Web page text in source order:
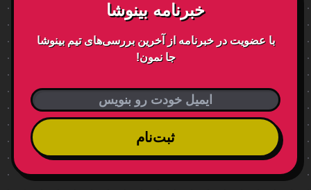
خبرنامه بینوشا
با عضویت در خبرنامه از آخرین بررسی‌های تیم بینوشا
جا نمون!
ثبت‌نام